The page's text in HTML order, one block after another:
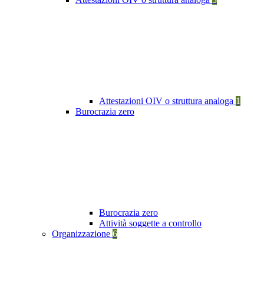
Attestazioni OIV o struttura analoga 1
Burocrazia zero
Burocrazia zero
Attività soggette a controllo
Organizzazione 6